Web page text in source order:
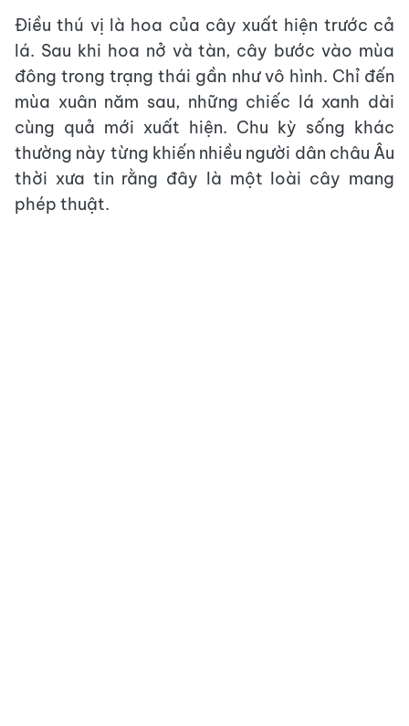
Điều thú vị là hoa của cây xuất hiện trước cả
lá. Sau khi hoa nở và tàn, cây bước vào mùa
đông trong trạng thái gần như vô hình. Chỉ đến
mùa xuân năm sau, những chiếc lá xanh dài
cùng quả mới xuất hiện. Chu kỳ sống khác
thường này từng khiến nhiều người dân châu Âu
thời xưa tin rằng đây là một loài cây mang
phép thuật.